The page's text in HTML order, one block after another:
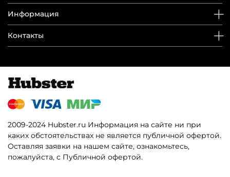
Информация
Контакты
2009-2024 Hubster.ru Информация на сайте ни при
каких обстоятельствах не является публичной офертой.
Оставляя заявки на нашем сайте, ознакомьтесь,
пожалуйста, с Публичной офертой.